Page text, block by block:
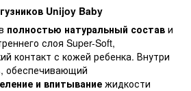
Unijoy Baby
полностью натуральный состав и
слоя Super-Soft,
контакт с кожей ребенка. Внутри
обеспечивающий
и впитывание жидкости